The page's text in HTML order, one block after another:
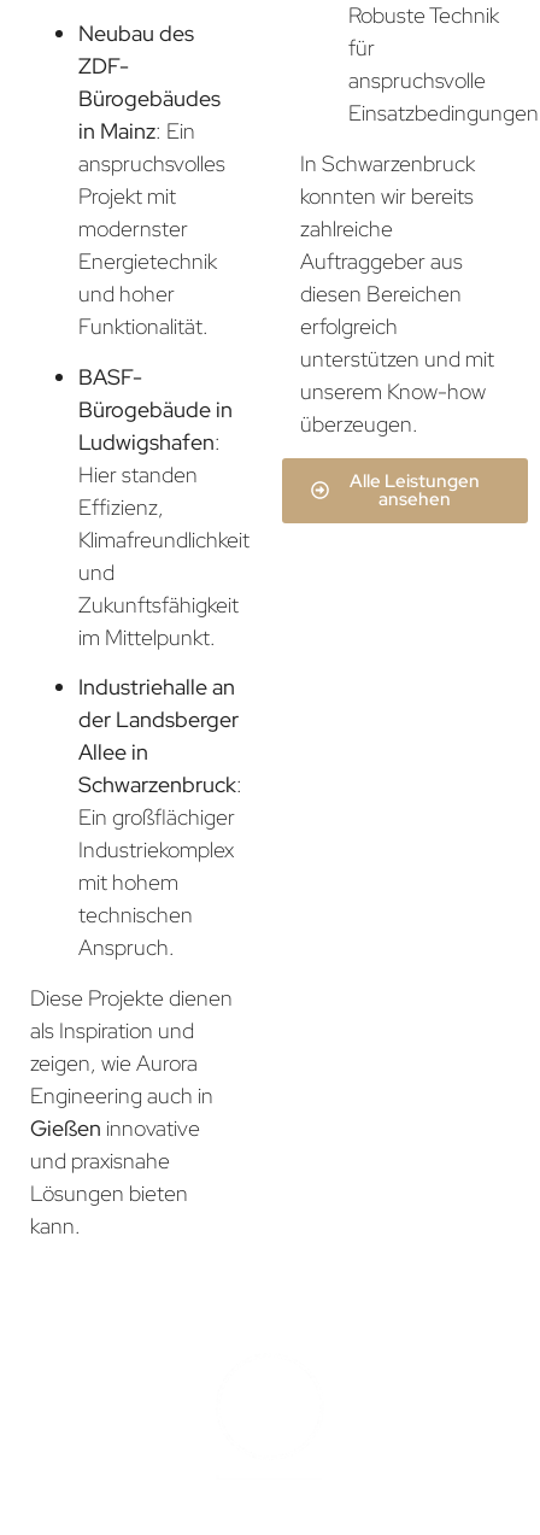
Neubau des
ZDF-
Bürogebäudes
in Mainz: Ein
anspruchsvolles
Projekt mit
modernster
Energietechnik
und hoher
Funktionalität.
BASF-
Bürogebäude in
Ludwigshafen:
Hier standen
Effizienz,
Klimafreundlichkeit
und
Zukunftsfähigkeit
im Mittelpunkt.
Industriehalle an
der Landsberger
Allee in
Schwarzenbruck:
Ein großflächiger
Industriekomplex
mit hohem
technischen
Anspruch.
Diese Projekte dienen
als Inspiration und
zeigen, wie Aurora
Engineering auch in
Gießen innovative
und praxisnahe
Lösungen bieten
kann.
Robuste Technik
für
anspruchsvolle
In Schwarzenbruck
konnten wir bereits
zahlreiche
Auftraggeber aus
diesen Bereichen
erfolgreich
unterstützen und mit
unserem Know-how
überzeugen.
Alle Leistungen
ansehen